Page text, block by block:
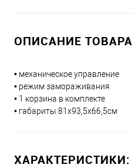
ОПИСАНИЕ ТОВАРА
• механическое управление
• режим замораживания
• 1 корзина в комплекте
• габариты 81x93,5x66,5см
ХАРАКТЕРИСТИКИ: